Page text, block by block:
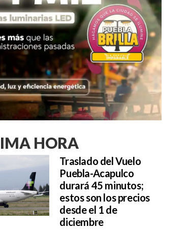
HORA
Traslado del Vuelo
Puebla-Acapulco
durará 45 minutos;
estos son los precios
desde el 1 de
diciembre